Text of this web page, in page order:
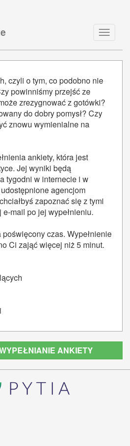
Toggle
czyli o tym, co podobno nie
powinniśmy przejść ze
zrezygnować z gotówki?
do dobry pomysł? Czy
znowu wymienialne na
ankiety, która jest
Jej wyniki będą
tygodni w internecie i w
agencjom
zapoznać się z tymi
mail po jej wypełnieniu.
czas. Wypełnienie
Ci zająć więcej niż 5 minut.
ANKIETY